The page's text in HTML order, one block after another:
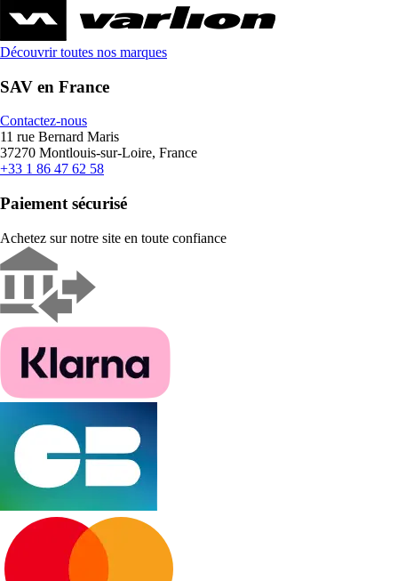
Découvrir toutes nos marques
SAV en France
Contactez-nous
11 rue Bernard Maris
37270 Montlouis-sur-Loire, France
+33 1 86 47 62 58
Paiement sécurisé
Achetez sur notre site en toute confiance